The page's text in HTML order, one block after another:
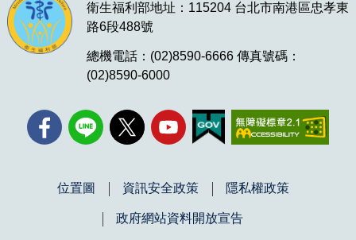
衛生福利部地址：115204 台北市南港區忠孝東
路6段488號
總機電話：(02)8590-6666 傳真號碼：
(02)8590-6000
位置圖 資訊安全政策 隱私權政策
政府網站資料開放宣告